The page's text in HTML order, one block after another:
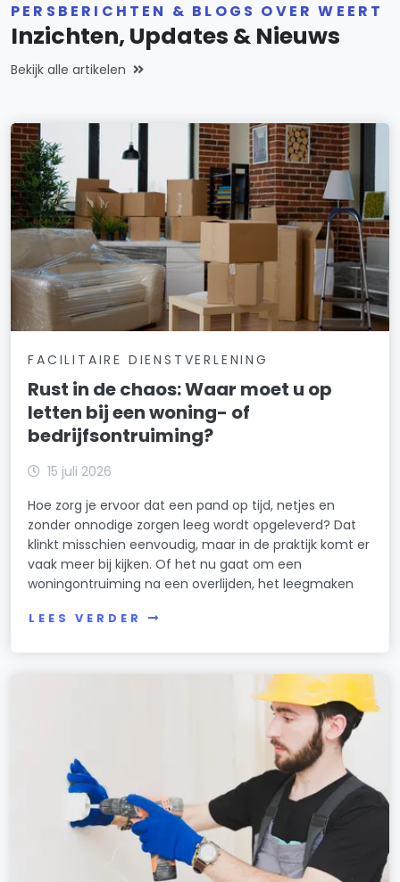
PERSBERICHTEN & BLOGS OVER WEERT
Inzichten, Updates & Nieuws
Bekijk alle artikelen
FACILITAIRE DIENSTVERLENING
Rust in de chaos: Waar moet u op
letten bij een woning- of
bedrijfsontruiming?
15 juli 2026
Hoe zorg je ervoor dat een pand op tijd, netjes en
zonder onnodige zorgen leeg wordt opgeleverd? Dat
klinkt misschien eenvoudig, maar in de praktijk komt er
vaak meer bij kijken. Of het nu gaat om een
woningontruiming na een overlijden, het leegmaken
LEES VERDER